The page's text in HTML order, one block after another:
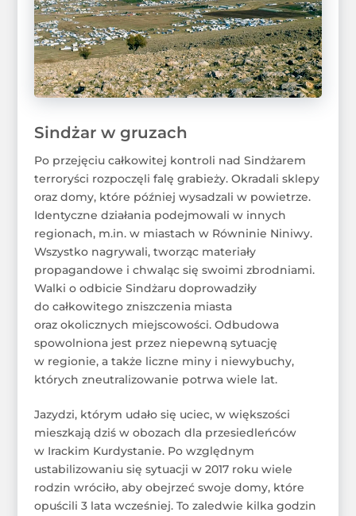
Sindżar w gruzach
Po przejęciu całkowitej kontroli nad Sindżarem
terroryści rozpoczęli falę grabieży. Okradali sklepy
oraz domy, które później wysadzali w powietrze.
Identyczne działania podejmowali w innych
regionach, m.in. w miastach w Równinie Niniwy.
Wszystko nagrywali, tworząc materiały
propagandowe i chwaląc się swoimi zbrodniami.
Walki o odbicie Sindżaru doprowadziły
do całkowitego zniszczenia miasta
oraz okolicznych miejscowości. Odbudowa
spowolniona jest przez niepewną sytuację
w regionie, a także liczne miny i niewybuchy,
których zneutralizowanie potrwa wiele lat.
Jazydzi, którym udało się uciec, w większości
mieszkają dziś w obozach dla przesiedleńców
w Irackim Kurdystanie. Po względnym
ustabilizowaniu się sytuacji w 2017 roku wiele
rodzin wróciło, aby obejrzeć swoje domy, które
opuścili 3 lata wcześniej. To zaledwie kilka godzin